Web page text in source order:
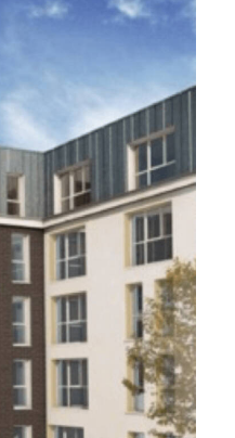
(93)
Service
(RSS 6*) & RT 2012
AMO VEFA
Les Essentielles